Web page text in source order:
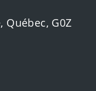
Québec, G0Z